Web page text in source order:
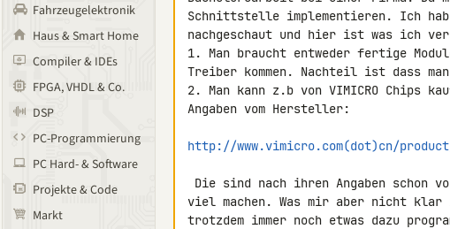
Fahrzeugelektronik
Haus & Smart Home
Compiler & IDEs
FPGA, VHDL & Co.
DSP
PC-Programmierung
PC Hard- & Software
Projekte & Code
Markt
Schnittstelle implementieren. Ich
nachgeschaut und hier ist was ich
1. Man braucht entweder fertige
Treiber kommen. Nachteil ist dass
2. Man kann z.b von VIMICRO Chips
Angaben vom Hersteller:
http://www.vimicro.com(dot)cn/
viel machen. Was mir aber nicht klar
trotzdem immer noch etwas dazu